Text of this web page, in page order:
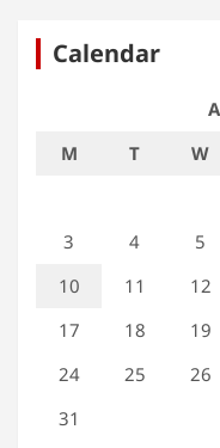
Calendar
M
T W
3
4 5
10
11 12
17
18 19
24
25 26
31